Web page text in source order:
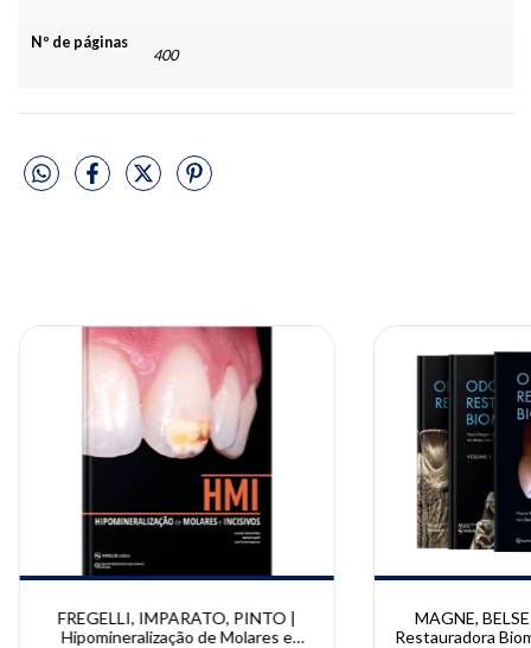
Nº de páginas
400
FREGELLI, IMPARATO, PINTO |
Hipomineralização de Molares e
MAGNE,
Restauradora